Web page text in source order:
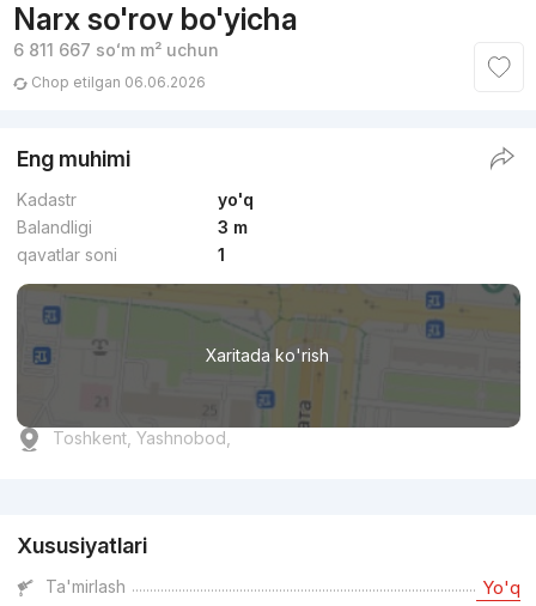
Narx so'rov bo'yicha
6 811 667 soʻmm² uchun
Chop etilgan 06.06.2026
Eng muhimi
Kadastr
yo'q
Balandligi
3 m
qavatlar soni
1
Xaritada ko'rish
Toshkent, Yashnobod,
Xususiyatlari
Ta'mirlash Yo'q